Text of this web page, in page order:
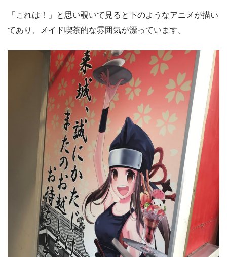
「これは！」と思い覗いて見ると下のようなアニメが描い
てあり、メイド喫茶的な雰囲気が漂っています。